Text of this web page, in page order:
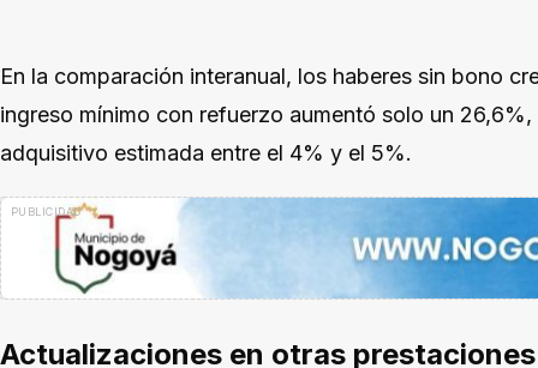
En la comparación interanual, los haberes sin bono
ingreso mínimo con refuerzo aumentó solo un
adquisitivo estimada entre el 4% y el 5%.
Actualizaciones en otras prestaciones